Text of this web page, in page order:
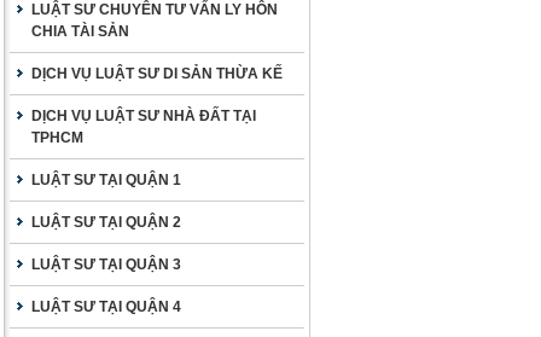
LUẬT SƯ CHUYÊN TƯ VẤN LY HÔN
CHIA TÀI SẢN
DỊCH VỤ LUẬT SƯ DI SẢN THỪA KẾ
DỊCH VỤ LUẬT SƯ NHÀ ĐẤT TẠI
TPHCM
LUẬT SƯ TẠI QUẬN 1
LUẬT SƯ TẠI QUẬN 2
LUẬT SƯ TẠI QUẬN 3
LUẬT SƯ TẠI QUẬN 4